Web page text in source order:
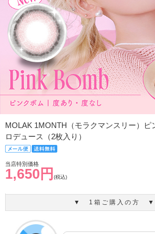
MOLAK 1MONTH（モラクマンスリー）ピ
ロデュース（2枚入り）
当店特別価格
1,650円 (税込)
▼ 1箱ご購入の方 ▼